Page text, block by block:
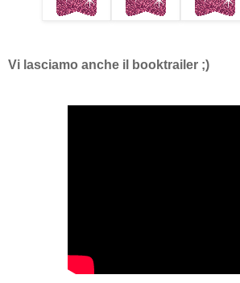
Vi lasciamo anche il booktrailer ;)